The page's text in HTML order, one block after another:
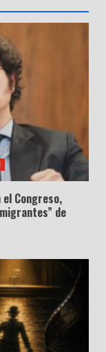
el Congreso,
de